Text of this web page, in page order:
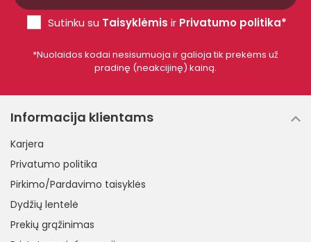
Sutinku su Taisyklėmis ir Privatumo politika*
*Nuolaidos kodai nesisumuoja ir galioja tik prekėms už
pradinę (neakcijinę) kainą.
Informacija klientams
Karjera
Privatumo politika
Pirkimo/Pardavimo taisyklės
Dydžių lentelė
Prekių grąžinimas